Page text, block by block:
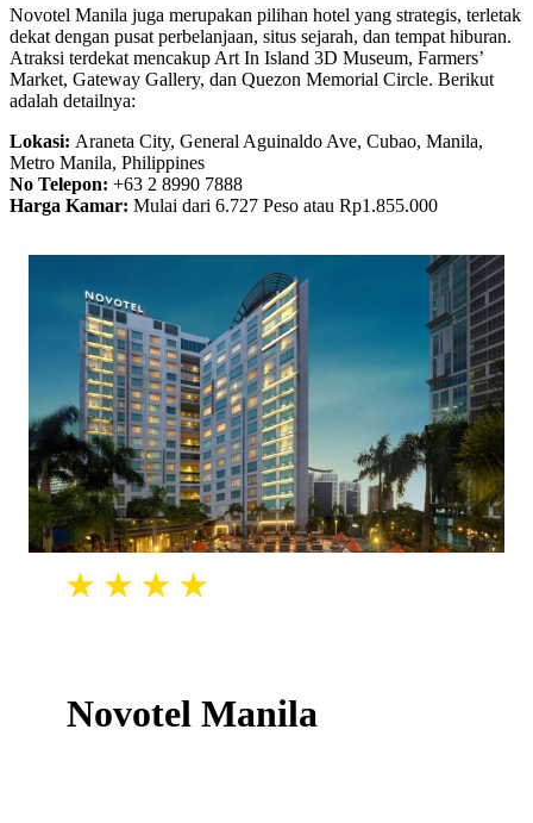
Novotel Manila juga merupakan pilihan hotel yang strategis, terletak
dekat dengan pusat perbelanjaan, situs sejarah, dan tempat hiburan.
Atraksi terdekat mencakup Art In Island 3D Museum, Farmers’
Market, Gateway Gallery, dan Quezon Memorial Circle. Berikut
adalah detailnya:
Lokasi: Araneta City, General Aguinaldo Ave, Cubao, Manila,
Metro Manila, Philippines
No Telepon: +63 2 8990 7888
Harga Kamar: Mulai dari 6.727 Peso atau Rp1.855.000
Novotel Manila